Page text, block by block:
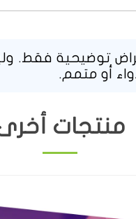
توضيحية فقط.
أو متمم.
منتجات